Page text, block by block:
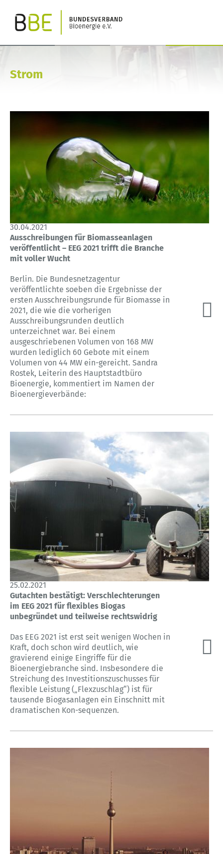
Strom
30.04.2021
Ausschreibungen für Biomasseanlagen
veröffentlicht – EEG 2021 trifft die Branche
mit voller Wucht
Berlin. Die Bundesnetzagentur
veröffentlichte soeben die Ergebnisse der
ersten Ausschreibungsrunde für Biomasse in
2021, die wie die vorherigen
Ausschreibungsrunden deutlich
unterzeichnet war. Bei einem
ausgeschriebenen Volumen von 168 MW
wurden lediglich 60 Gebote mit einem
Volumen von 44 MW ein-gereicht. Sandra
Rostek, Leiterin des Hauptstadtbüro
Bioenergie, kommentiert im Namen der
Bioenergieverbände:
25.02.2021
Gutachten bestätigt: Verschlechterungen
im EEG 2021 für flexibles Biogas
unbegründet und teilweise rechtswidrig
Das EEG 2021 ist erst seit wenigen Wochen in
Kraft, doch schon wird deutlich, wie
gravierend einige Eingriffe für die
Bioenergiebranche sind. Insbesondere die
Streichung des Investitionszuschusses für
flexible Leistung („Flexzuschlag“) ist für
tausende Biogasanlagen ein Einschnitt mit
dramatischen Kon-sequenzen.